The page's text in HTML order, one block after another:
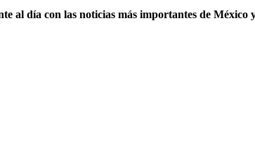
al día con las noticias más importantes de México